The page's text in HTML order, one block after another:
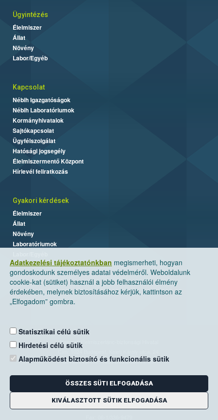
Adatkezelési tájékoztatónkban megismerheti, hogyan
gondoskodunk személyes adatai védelméről. Weboldalunk
cookie-kat (sütiket) használ a jobb felhasználói élmény
érdekében, melynek biztosításához kérjük, kattintson az
„Elfogadom” gombra.
Statisztikai célú sütik
Hirdetési célú sütik
Alapműködést biztosító és funkcionális sütik
ÖSSZES SÜTI ELFOGADÁSA
KIVÁLASZTOTT SÜTIK ELFOGADÁSA
Ügyintézés
Élelmiszer
Állat
Növény
Labor/Egyéb
Kapcsolat
Nébih Igazgatóságok
Nébih Laboratóriumok
Kormányhivatalok
Sajtókapcsolat
Ügyfélszolgálat
Hatósági jogsegély
Élelmiszermentő Központ
Hírlevél feliratkozás
Gyakori kérdések
Élelmiszer
Állat
Növény
Laboratóriumok
Nemzeti Élelmiszerlánc-biztonsági Hivatal
Levelezési cím: 1525 Budapest. Pf. 30.
E-mail:ugyfelszolgalat@nebih.gov.hu
Zöld szám: 06-80/263-244
Telefon: 06-1/ 336-9000